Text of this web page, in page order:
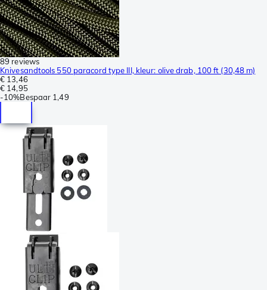
89 reviews
Knivesandtools 550 paracord type III, kleur: olive drab, 100 ft (30,48 m)
€ 13,46
€ 14,95
-10%Bespaar 1,49